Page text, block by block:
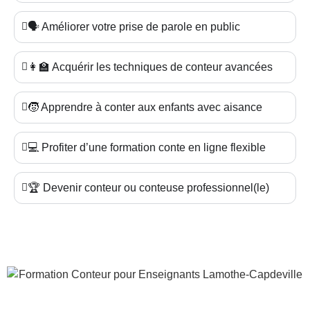
🗣️ Améliorer votre prise de parole en public
👩‍🏫 Acquérir les techniques de conteur avancées
🧒 Apprendre à conter aux enfants avec aisance
💻 Profiter d’une formation conte en ligne flexible
🏆 Devenir conteur ou conteuse professionnel(le)